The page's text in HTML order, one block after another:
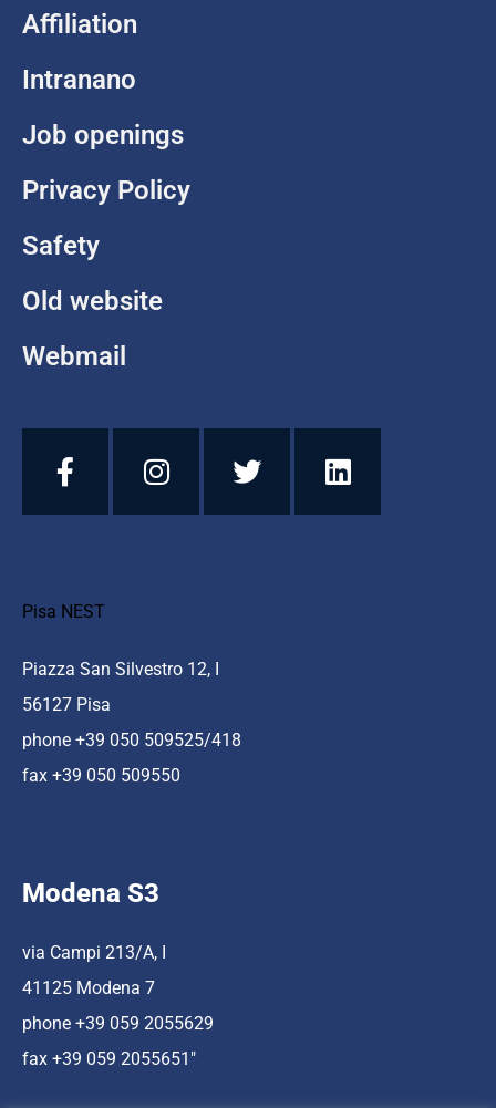
Affiliation
Intranano
Job openings
Privacy Policy
Safety
Old website
Webmail
Pisa NEST
Piazza San Silvestro 12, I
56127 Pisa
phone +39 050 509525/418
fax +39 050 509550
Modena S3
via Campi 213/A, I
41125 Modena 7
phone +39 059 2055629
fax +39 059 2055651″